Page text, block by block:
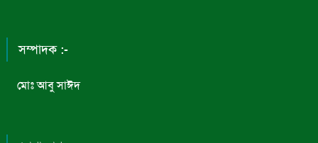
সম্পাদক :-
মোঃ আবু সাঈদ